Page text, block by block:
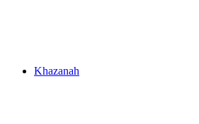
Khazanah